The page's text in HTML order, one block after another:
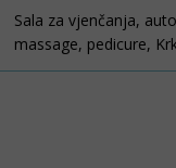
Sala za vjenčanja,
massage, pedicure,